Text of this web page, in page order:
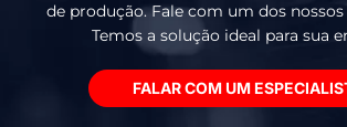
de produção. Fale com um dos nossos
Temos a solução ideal para sua
FALAR COM UM